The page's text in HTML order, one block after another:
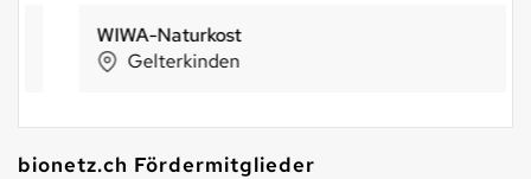
WIWA-Naturkost
Gelterkinden
bionetz.ch Fördermitglieder